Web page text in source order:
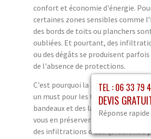
confort et économie d'énergie.
certaines zones sensibles comme
des bords de toits ou planchers
oubliées. Et pourtant, des
ou des dégâts se produisent parfois
de l'absence de protections.
C'est pourquoi la planche de rive
un must pour les toitures. En
bandeaux et des lattes sur les
vous en préserverez la longévité,
des infiltrations d'eau qui seront à
TEL : 06 33 79
DEVIS
Réponse rapide